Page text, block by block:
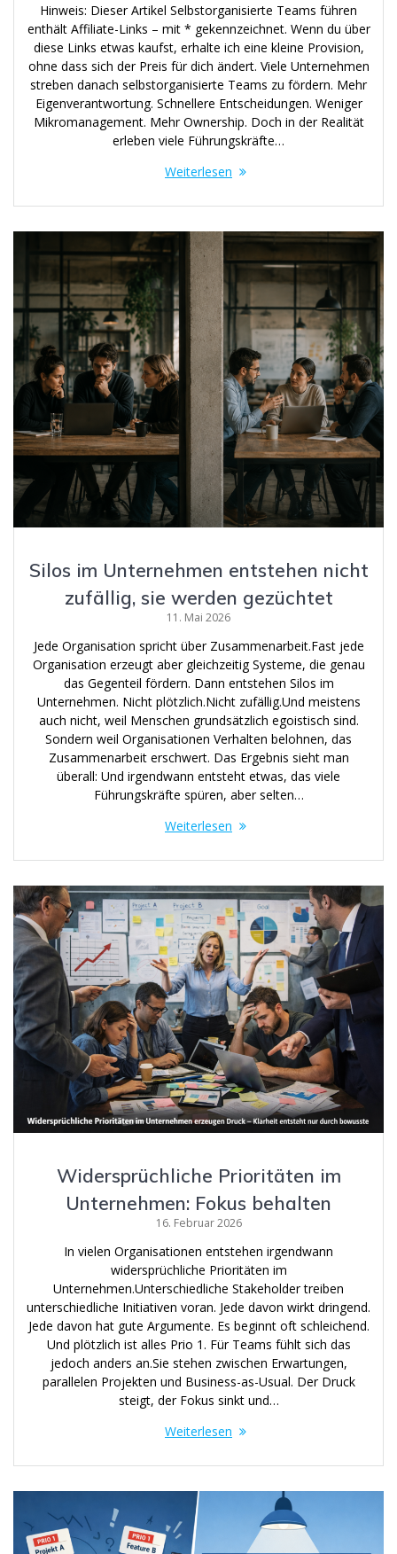
Hinweis: Dieser Artikel Selbstorganisierte Teams führen
enthält Affiliate-Links – mit * gekennzeichnet. Wenn du über
diese Links etwas kaufst, erhalte ich eine kleine Provision,
ohne dass sich der Preis für dich ändert. Viele Unternehmen
streben danach selbstorganisierte Teams zu fördern. Mehr
Eigenverantwortung. Schnellere Entscheidungen. Weniger
Mikromanagement. Mehr Ownership. Doch in der Realität
erleben viele Führungskräfte…
Weiterlesen
Silos im Unternehmen entstehen nicht
zufällig, sie werden gezüchtet
11. Mai 2026
Jede Organisation spricht über Zusammenarbeit.Fast jede
Organisation erzeugt aber gleichzeitig Systeme, die genau
das Gegenteil fördern. Dann entstehen Silos im
Unternehmen. Nicht plötzlich.Nicht zufällig.Und meistens
auch nicht, weil Menschen grundsätzlich egoistisch sind.
Sondern weil Organisationen Verhalten belohnen, das
Zusammenarbeit erschwert. Das Ergebnis sieht man
überall: Und irgendwann entsteht etwas, das viele
Führungskräfte spüren, aber selten…
Weiterlesen
Widersprüchliche Prioritäten im
Unternehmen: Fokus behalten
16. Februar 2026
In vielen Organisationen entstehen irgendwann
widersprüchliche Prioritäten im
Unternehmen.Unterschiedliche Stakeholder treiben
unterschiedliche Initiativen voran. Jede davon wirkt dringend.
Jede davon hat gute Argumente. Es beginnt oft schleichend.
Und plötzlich ist alles Prio 1. Für Teams fühlt sich das
jedoch anders an.Sie stehen zwischen Erwartungen,
parallelen Projekten und Business-as-Usual. Der Druck
steigt, der Fokus sinkt und…
Weiterlesen